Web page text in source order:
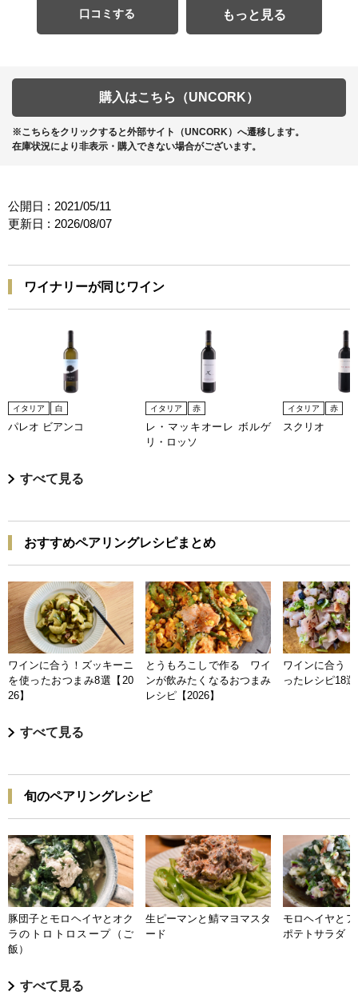
口コミする もっと見る
購入はこちら（UNCORK）
※こちらをクリックすると外部サイト（UNCORK）へ遷移します。
在庫状況により非表示・購入できない場合がございます。
公開日 : 2021/05/11
更新日 : 2026/08/07
ワイナリーが同じワイン
イタリア 白
パレオ ビアンコ
イタリア 赤
レ・マッキオーレ ボルゲ
リ・ロッソ
イタリア 赤
スクリオ
すべて見る
おすすめペアリングレシピまとめ
ワインに合う！ズッキーニ
を使ったおつまみ8選【20
26】
とうもろこしで作る ワイ
ンが飲みたくなるおつまみ
レシピ【2026】
ワインに合う
ったレシピ18
すべて見る
旬のペアリングレシピ
豚団子とモロヘイヤとオク
ラのトロトロスープ（ご
飯）
生ピーマンと鯖マヨマスタ
ード
モロヘイヤと
ポテトサラダ
すべて見る